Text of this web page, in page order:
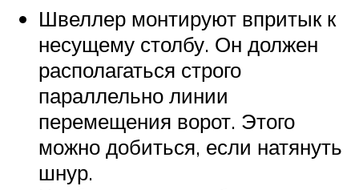
Швеллер монтируют впритык к
несущему столбу. Он должен
располагаться строго
параллельно линии
перемещения ворот. Этого
можно добиться, если натянуть
шнур.